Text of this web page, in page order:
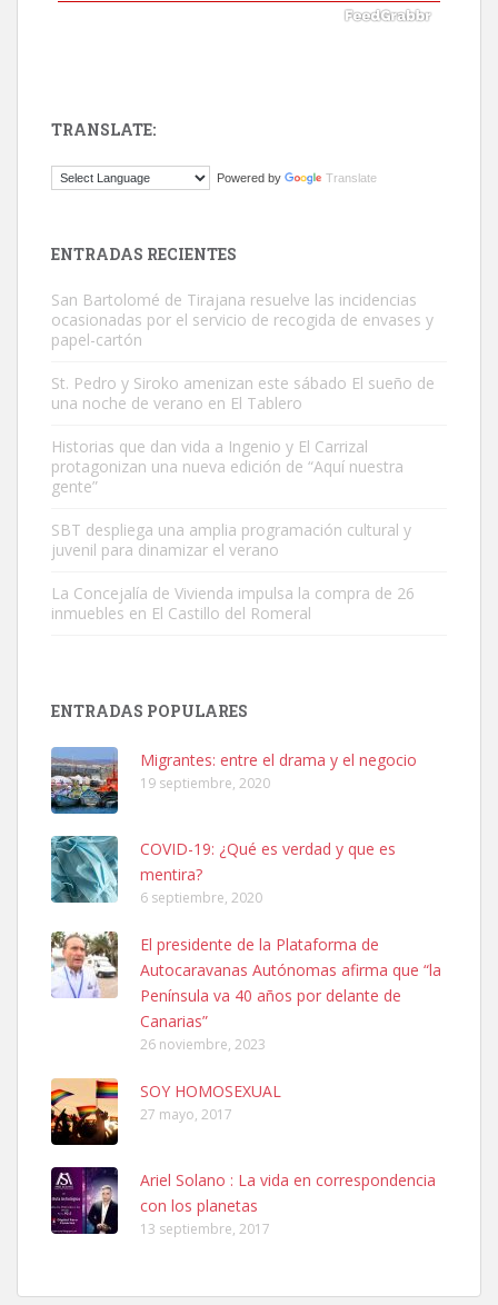
El ayuntamiento se va a llevar a Los Gatos callejeros de la zona los
Este gato macho ha aparecido en la calle hace menos de un mes,
es muy manso y extremadamente cari...
Leales.org » Gran Canaria
Leales.org » Gran Canaria
SHIBA PERDIDO AVDA JOSE MESA Y LOPEZ
PERRO MACHO RAZA SHIBA CON MICROCHIP PERDIDO HOY
06/07/2025 ZONA MESA Y LOPEZ. ES MUY ASUSTADIZO
Leales.org » Gran Canaria
6.7.2025
Ninfa perdida
El día 5 se los perdió una ninfa papillera, asustada tiene miedo a la
calle, se perdió por la zon...
TRANSLATE:
Powered by Translate
ENTRADAS RECIENTES
San Bartolomé de Tirajana resuelve las incidencias
ocasionadas por el servicio de recogida de envases y
papel-cartón
St. Pedro y Siroko amenizan este sábado El sueño de
una noche de verano en El Tablero
Historias que dan vida a Ingenio y El Carrizal
protagonizan una nueva edición de “Aquí nuestra
gente”
SBT despliega una amplia programación cultural y
juvenil para dinamizar el verano
La Concejalía de Vivienda impulsa la compra de 26
inmuebles en El Castillo del Romeral
ENTRADAS POPULARES
Migrantes: entre el drama y el negocio
19 septiembre, 2020
COVID-19: ¿Qué es verdad y que es
mentira?
6 septiembre, 2020
El presidente de la Plataforma de
Autocaravanas Autónomas afirma que “la
Península va 40 años por delante de
Canarias”
26 noviembre, 2023
SOY HOMOSEXUAL
27 mayo, 2017
Ariel Solano : La vida en correspondencia
con los planetas
13 septiembre, 2017